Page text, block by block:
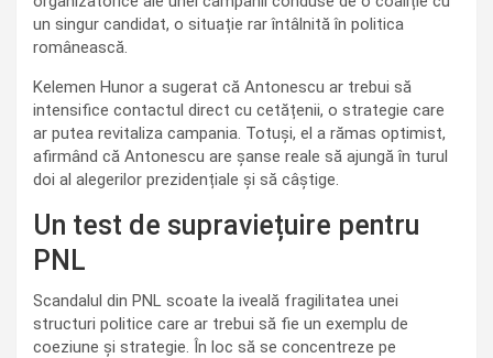
un singur candidat, o situație rar întâlnită în politica
românească.
Kelemen Hunor a sugerat că Antonescu ar trebui să
intensifice contactul direct cu cetățenii, o strategie care
ar putea revitaliza campania. Totuși, el a rămas optimist,
afirmând că Antonescu are șanse reale să ajungă în turul
doi al alegerilor prezidențiale și să câștige.
Un test de supraviețuire pentru
PNL
Scandalul din PNL scoate la iveală fragilitatea unei
structuri politice care ar trebui să fie un exemplu de
coeziune și strategie. În loc să se concentreze pe